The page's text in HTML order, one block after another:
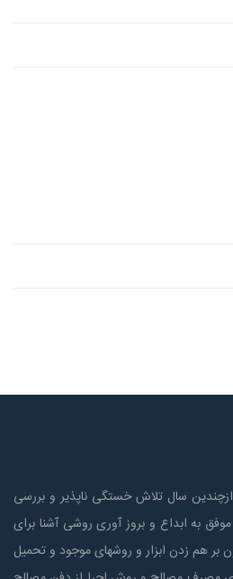
سال تلاش خستگی ناپذير و بررسی
به ابداع و بروز آوری روشی آشنا برای
بر هم زدن ابزار و روشهای موجود و تحمیل